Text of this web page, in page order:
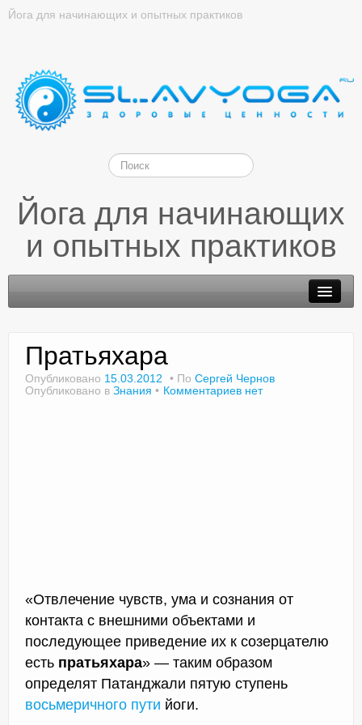
Йога для начинающих и опытных практиков
Йога для начинающих
и опытных практиков
Пратьяхара
Опубликовано 15.03.2012 По Сергей Чернов
Опубликовано в Знания Комментариев нет
«Отвлечение чувств, ума и сознания от
контакта с внешними объектами и
последующее приведение их к созерцателю
есть пратьяхара» — таким образом
определят Патанджали пятую ступень
восьмеричного пути йоги.